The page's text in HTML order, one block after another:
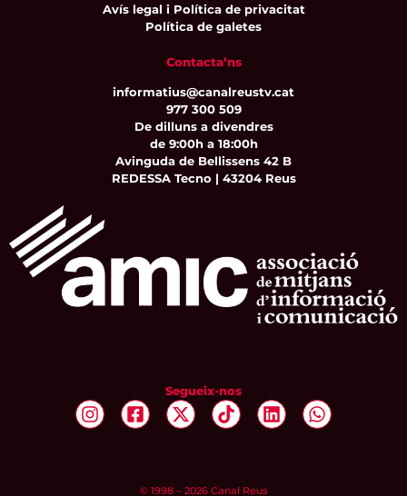
Avís legal i Política de privacitat
Política de galetes
Contacta’ns
informatius@canalreustv.cat
977 300 509
De dilluns a divendres
de 9:00h a 18:00h
Avinguda de Bellissens 42 B
REDESSA Tecno | 43204 Reus
Segueix-nos
© 1998 – 2026 Canal Reus